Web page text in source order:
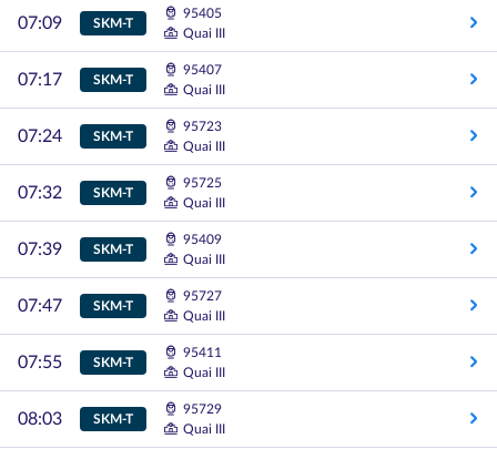
07:09 SKM-T
95405
Quai III
07:17 SKM-T
95407
Quai III
07:24 SKM-T
95723
Quai III
07:32 SKM-T
95725
Quai III
07:39 SKM-T
95409
Quai III
07:47 SKM-T
95727
Quai III
07:55 SKM-T
95411
Quai III
08:03 SKM-T
95729
Quai III